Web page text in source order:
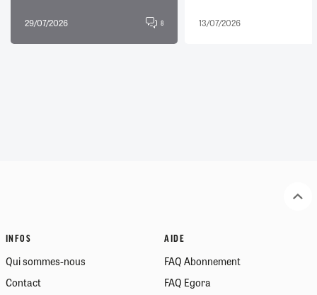
29/07/2026 8 13/07/2026
INFOS
Qui sommes-nous
Contact
AIDE
FAQ Abonnement
FAQ Egora